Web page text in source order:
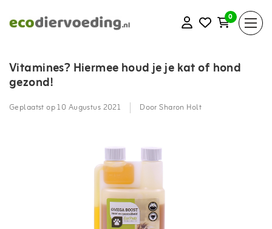
0
Vitamines? Hiermee houd je je kat of hond
gezond!
Geplaatst op10 Augustus 2021 Door Sharon Holt